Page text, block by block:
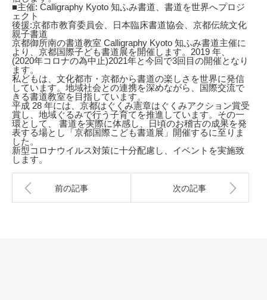
■主催: Calligraphy Kyoto 知ふみ書道、書道を世界へプロジ
ェクト
後援:京都市教育委員会、日本臨床書道協会、京都伝統文化
親子書道
京都御所南の書道教室 Calligraphy Kyoto 知ふみ書道主催に
より、京都国際子ども書道展を開催します。2019 年、
(2020年コロナの為中止)2021年と今回で3回目の開催となり
ます。
私どもは、文化都市・京都から書道の楽しさを世界に発信
しています。地域社会との連携を深めながら、国際交流で
きる書道教室を目指しています。
平成 28 年には、京都はぐくみ憲章はぐくみアクション賞受
賞し、地域ぐるみで行う子育てを推進しています。その一
環として、 書道を実際に体感し、日頃のお稽古の成果を発
表する場とし「京都国際こども書道展」開催するに至りま
した。
新型コロナウイルス対策に十分配慮し、イベントを実施致
します。
前の記事 次の記事